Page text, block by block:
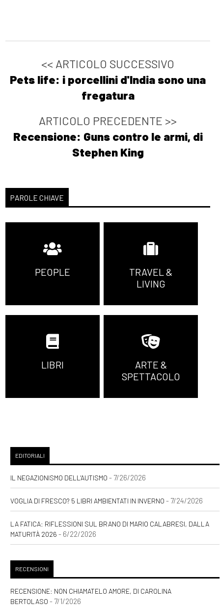
<< ARTICOLO SUCCESSIVO
Pets life: i porcellini d'India sono una
fregatura
ARTICOLO PRECEDENTE >>
Recensione: Guns contro le armi, di
Stephen King
PAROLE CHIAVE
PEOPLE
TRAVEL &
LIVING
LIBRI
ARTE &
SPETTACOLO
EDITORIALI
IL NEGAZIONISMO DELL'AUTISMO - 7/26/2026
VOGLIA DI FRESCO? 5 LIBRI AMBIENTATI IN INVERNO - 7/24/2026
LA FATICA: RIFLESSIONI SUL BRANO DI MARIO CALABRESI, DALLA
MATURITÀ 2026 - 6/22/2026
RECENSIONI
RECENSIONE: NON CHIAMATELO AMORE, DI CAROLINA
BERTOLASO - 7/1/2026